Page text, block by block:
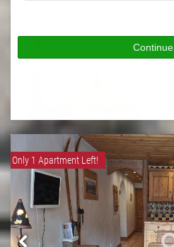
Continue
Only 1 Apartment Left!